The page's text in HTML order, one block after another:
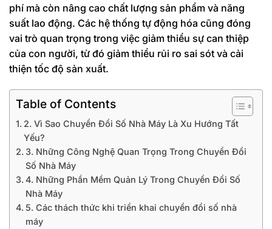
phí mà còn nâng cao chất lượng sản phẩm và năng
suất lao động. Các hệ thống tự động hóa cũng đóng
vai trò quan trọng trong việc giảm thiểu sự can thiệp
của con người, từ đó giảm thiểu rủi ro sai sót và cải
thiện tốc độ sản xuất.
Table of Contents
2. Vì Sao Chuyển Đổi Số Nhà Máy Là Xu Hướng Tất
Yếu?
3. Những Công Nghệ Quan Trọng Trong Chuyển Đổi
Số Nhà Máy
4. Những Phần Mềm Quản Lý Trong Chuyển Đổi Số
Nhà Máy
5. Các thách thức khi triển khai chuyển đổi số nhà
máy